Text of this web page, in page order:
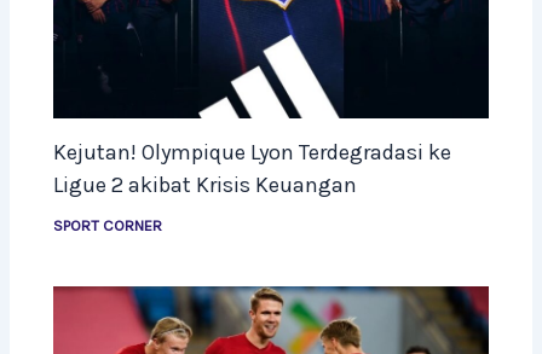
Kejutan! Olympique Lyon Terdegradasi ke
Ligue 2 akibat Krisis Keuangan
SPORT CORNER